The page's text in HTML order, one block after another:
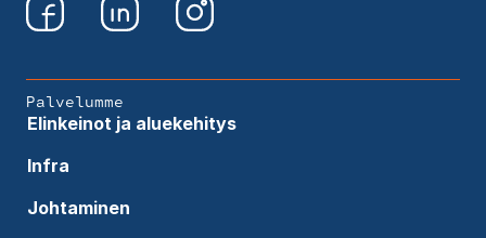
Palvelumme
Elinkeinot ja aluekehitys
Infra
Johtaminen